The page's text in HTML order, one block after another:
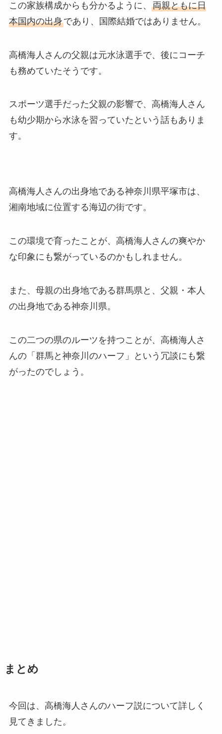
この家族構成からも分かるように、 両親ともに日
本国内の出身であり、国際結婚ではありません。
高橋海人さんの父親は元水泳選手で、後にコーチ
も務めていたそうです。
スポーツ選手だった父親の影響で、高橋海人さん
も幼少期から水泳を習っていたという話もありま
す。
高橋海人さんの出身地である神奈川県平塚市は、
湘南地域に位置する海辺の街です。
この環境で育ったことが、高橋海人さんの爽やか
な印象にも繋がっているのかもしれません。
また、母親の出身地である群馬県と、父親・本人
の出身地である神奈川県。
この二つの県のルーツを持つことが、高橋海人さ
んの「群馬と神奈川のハーフ」という冗談にも繋
がったのでしょう。
まとめ
今回は、高橋海人さんのハーフ説について詳しく
見てきました。